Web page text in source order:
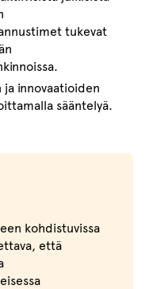
tukevat
innovaatioiden
sääntelyä.
kohdistuvissa
että